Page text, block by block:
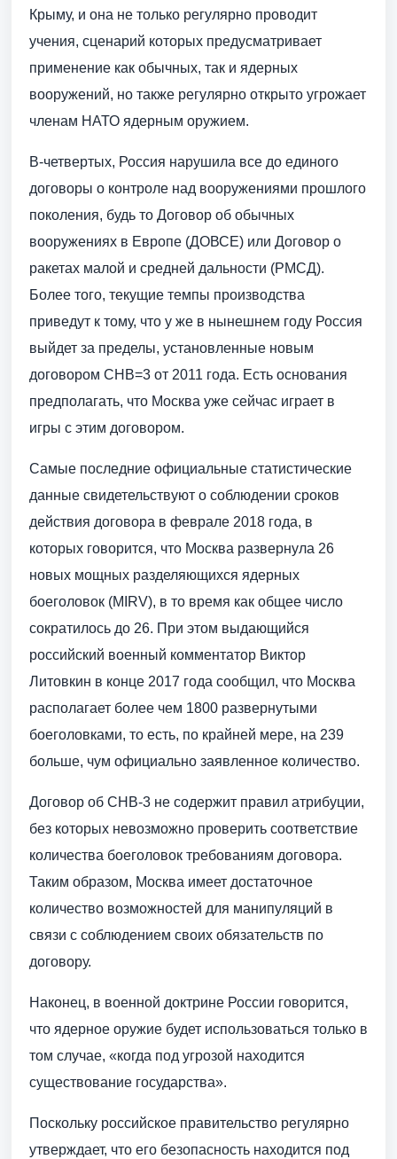
Крыму, и она не только регулярно проводит
учения, сценарий которых предусматривает
применение как обычных, так и ядерных
вооружений, но также регулярно открыто угрожает
членам НАТО ядерным оружием.
В-четвертых, Россия нарушила все до единого
договоры о контроле над вооружениями прошлого
поколения, будь то Договор об обычных
вооружениях в Европе (ДОВСЕ) или Договор о
ракетах малой и средней дальности (РМСД).
Более того, текущие темпы производства
приведут к тому, что у же в нынешнем году Россия
выйдет за пределы, установленные новым
договором СНВ=3 от 2011 года. Есть основания
предполагать, что Москва уже сейчас играет в
игры с этим договором.
Самые последние официальные статистические
данные свидетельствуют о соблюдении сроков
действия договора в феврале 2018 года, в
которых говорится, что Москва развернула 26
новых мощных разделяющихся ядерных
боеголовок (MIRV), в то время как общее число
сократилось до 26. При этом выдающийся
российский военный комментатор Виктор
Литовкин в конце 2017 года сообщил, что Москва
располагает более чем 1800 развернутыми
боеголовками, то есть, по крайней мере, на 239
больше, чум официально заявленное количество.
Договор об СНВ-3 не содержит правил атрибуции,
без которых невозможно проверить соответствие
количества боеголовок требованиям договора.
Таким образом, Москва имеет достаточное
количество возможностей для манипуляций в
связи с соблюдением своих обязательств по
договору.
Наконец, в военной доктрине России говорится,
что ядерное оружие будет использоваться только в
том случае, «когда под угрозой находится
существование государства».
Поскольку российское правительство регулярно
утверждает, что его безопасность находится под